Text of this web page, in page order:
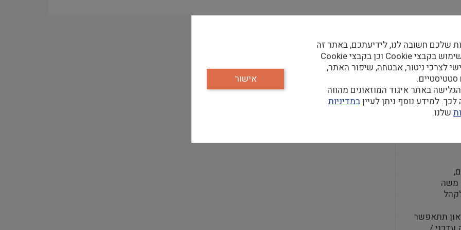
משה
תתאפשר
שלכם חשובה לנו, לידיעתכם, באתר זה
נעשה שימוש בקבצי Cookie וכן בקבצי Cookie
לצרכי ניטור, אבטחה, שיפור האתר,
סטטיסטיים.
באתר איגוד המוזאונים מהווה
למידע נוסף ניתן לעייןבמדיניות
שלנו.
אישור